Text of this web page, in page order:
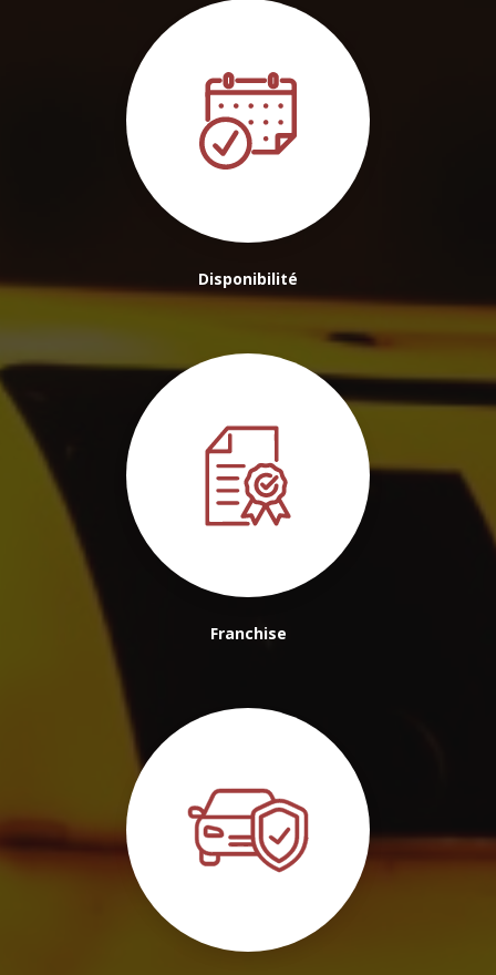
Disponibilité
Franchise